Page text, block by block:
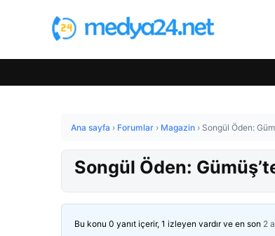
Ana sayfa › Forumlar › Magazin › Songül Öden:
Songül Öden:
Bu konu 0 yanıt içerir, 1 izleyen vardır ve en son 2